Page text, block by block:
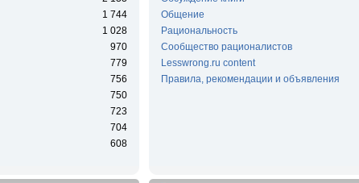
1 744
1 028
970
779
756
750
723
704
608
Общение
Рациональность
Сообщество рационалистов
Lesswrong.ru content
Правила, рекомендации и объявления